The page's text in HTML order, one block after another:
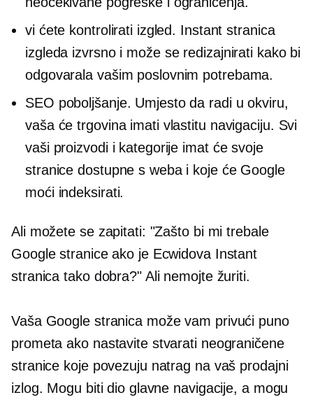
vi ćete kontrolirati izgled. Instant stranica
izgleda izvrsno i može se redizajnirati kako bi
odgovarala vašim poslovnim potrebama.
SEO poboljšanje. Umjesto da radi u okviru,
vaša će trgovina imati vlastitu navigaciju. Svi
vaši proizvodi i kategorije imat će svoje
stranice dostupne s weba i koje će Google
moći indeksirati.
Ali možete se zapitati: "Zašto bi mi trebale
Google stranice ako je Ecwidova Instant
stranica tako dobra?" Ali nemojte žuriti.
Vaša Google stranica može vam privući puno
prometa ako nastavite stvarati neograničene
stranice koje povezuju natrag na vaš prodajni
izlog. Mogu biti dio glavne navigacije, a mogu